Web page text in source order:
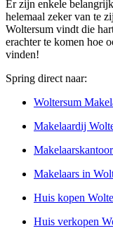
Er zijn enkele
helemaal zeker van te
Woltersum vindt die
erachter te komen hoe
vinden!
Spring direct naar:
Woltersum
Makelaardij
Makelaars in
Huis kopen
Huis verkopen